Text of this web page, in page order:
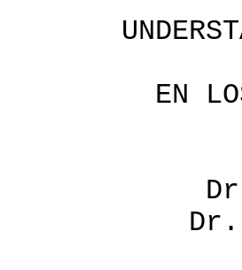
PAÍSES
G.